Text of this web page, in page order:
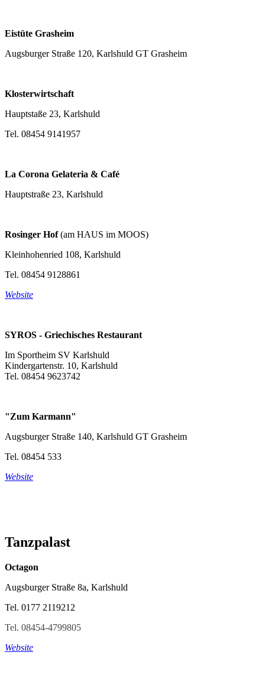
Eistüte Grasheim
Augsburger Straße 120, Karlshuld GT Grasheim
Klosterwirtschaft
Hauptstaße 23, Karlshuld
Tel. 08454 9141957
La Corona Gelateria & Café
Hauptstraße 23, Karlshuld
Rosinger Hof(am HAUS im MOOS)
Kleinhohenried 108, Karlshuld
Tel. 08454 9128861
Website
SYROS - Griechisches Restaurant
Im Sportheim SV Karlshuld
Kindergartenstr. 10, Karlshuld
Tel. 08454 9623742
"Zum Karmann"
Augsburger Straße 140, Karlshuld GT Grasheim
Tel. 08454 533
Website
Tanzpalast
Octagon
Augsburger Straße 8a, Karlshuld
Tel. 0177 2119212
Tel. 08454-4799805
Website